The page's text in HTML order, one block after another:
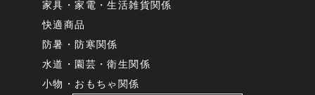
家具・家電・生活雑貨関係
快適商品
防暑・防寒関係
水道・園芸・衛生関係
小物・おもちゃ関係